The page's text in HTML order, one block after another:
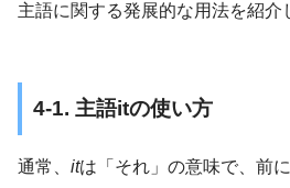
主語に関する発展的な用法を紹介
4-1. 主語itの使い方
通常、 itは「それ」の意味で、前